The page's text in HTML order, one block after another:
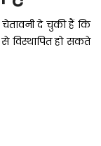
चेतावनी दे चुकी हैं कि
विस्थापित हो सकते